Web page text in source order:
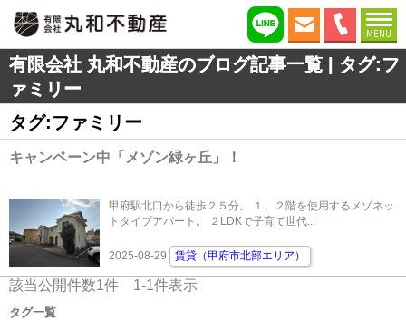
MENU
有限会社 丸和不動産のブログ記事一覧 | タグ:フ
ァミリー
タグ:ファミリー
キャンペーン中「メゾン緑ヶ丘」！
甲府駅北口から徒歩２５分。 １、２階を使用するメゾネッ
トタイプアパート。 ２LDKで子育て世代...
2025-08-29 賃貸（甲府市北部エリア）
該当公開件数1件 1-1件表示
タグ一覧